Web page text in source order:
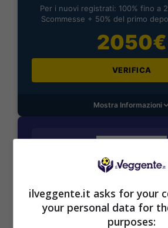
Per i nuovi registrati: 100% fino a
Scommesse + 50% del primo
2050€
VERIFICA
Mostra Informazioni
Fino a 2050€ bonus
Per i nuovi utenti della piattaforma:
Bonus Scommesse + 100% fino a
ilveggente.it asks for your
your personal data for
purposes: